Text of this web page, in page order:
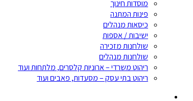
מוסדות חינוך
פינות המתנה
כיסאות מנהלים
ישיבות / אספות
שולחנות מזכירה
שולחנות מנהלים
ריהוט משרדי – ארוניות קלסרים, מלתחות ועוד
ריהוט בתי עסק – מסעדות, פאבים ועוד